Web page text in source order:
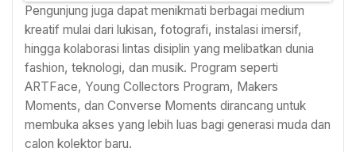
Pengunjung juga dapat menikmati berbagai medium
kreatif mulai dari lukisan, fotografi, instalasi imersif,
hingga kolaborasi lintas disiplin yang melibatkan dunia
fashion, teknologi, dan musik. Program seperti
ARTFace, Young Collectors Program, Makers
Moments, dan Converse Moments dirancang untuk
membuka akses yang lebih luas bagi generasi muda dan
calon kolektor baru.